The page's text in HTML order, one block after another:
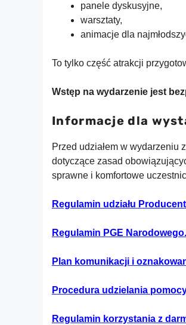
panele dyskusyjne,
warsztaty,
animacje dla
To tylko część atrakcji
Wstęp na wydarzenie jest
Informacje dla
Przed udziałem w
dotyczące zasad
sprawne i komfortowe
Regulamin udziału
Regulamin PGE Narodowego.
Plan komunikacji i
Procedura udzielania
Regulamin korzystania z